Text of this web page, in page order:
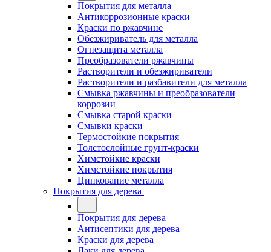
Покрытия для металла
Антикоррозионные краски
Краски по ржавчине
Обезжириватель для металла
Огнезащита металла
Преобразователи ржавчины
Растворители и обезжириватели
Растворители и разбавители для металла
Смывка ржавчины и преобразователи
коррозии
Смывка старой краски
Смывки краски
Термостойкие покрытия
Толстослойные грунт-краски
Химстойкие краски
Химстойкие покрытия
Цинкование металла
Покрытия для дерева
Покрытия для дерева
Антисептики для дерева
Краски для дерева